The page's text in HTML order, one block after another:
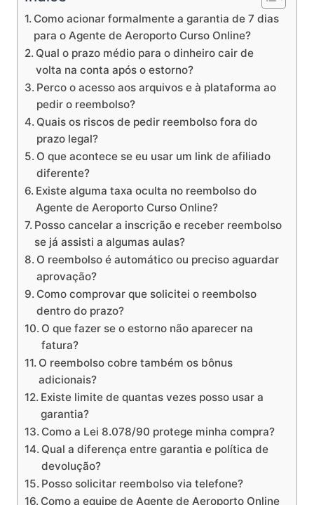
Como acionar formalmente a garantia de 7 dias
para o Agente de Aeroporto Curso Online?
Qual o prazo médio para o dinheiro cair de
volta na conta após o estorno?
Perco o acesso aos arquivos e à plataforma ao
pedir o reembolso?
Quais os riscos de pedir reembolso fora do
prazo legal?
O que acontece se eu usar um link de afiliado
diferente?
Existe alguma taxa oculta no reembolso do
Agente de Aeroporto Curso Online?
Posso cancelar a inscrição e receber reembolso
se já assisti a algumas aulas?
O reembolso é automático ou preciso aguardar
aprovação?
Como comprovar que solicitei o reembolso
dentro do prazo?
O que fazer se o estorno não aparecer na
fatura?
O reembolso cobre também os bônus
adicionais?
Existe limite de quantas vezes posso usar a
garantia?
Como a Lei 8.078/90 protege minha compra?
Qual a diferença entre garantia e política de
devolução?
Posso solicitar reembolso via telefone?
Como a equipe de Agente de Aeroporto Online